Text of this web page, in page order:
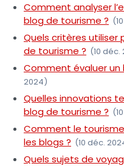
Comment analyser
blog de tourisme ?
Quels critères utiliser
de tourisme ? (10 déc.
Comment évaluer un
2024)
Quelles innovations
blog de tourisme ?
Comment le
les blogs ? (10 déc.
Quels sujets de